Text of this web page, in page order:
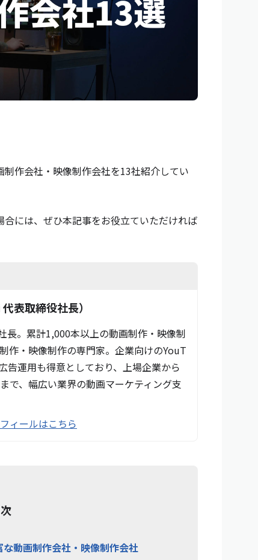
作会社・映像制作会社を13社紹介してい
には、ぜひ本記事をお役立ていただければ
表取締役社長）
。累計1,000本以上の動画制作・映像制
作・映像制作の専門家。企業向けのYouT
告運用も得意としており、上場企業から
で、幅広い業界の動画マーケティング支
ィールはこちら
動画制作会社・映像制作会社